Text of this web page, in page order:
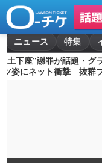
ニュース 特集
“土下座”謝罪が話題・
ツ姿にネット衝撃 抜群